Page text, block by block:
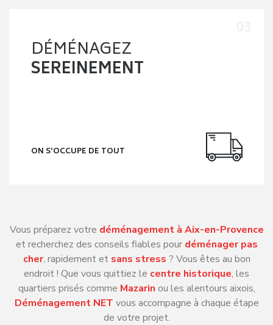
DÉMÉNAGEZ
SEREINEMENT
ON S'OCCUPE DE TOUT
Vous préparez votre déménagement à Aix-en-Provence
et recherchez des conseils fiables pour déménager pas
cher, rapidement et sans stress ? Vous êtes au bon
endroit ! Que vous quittiez le centre historique, les
quartiers prisés comme Mazarin ou les alentours aixois,
Déménagement NET vous accompagne à chaque étape
de votre projet.